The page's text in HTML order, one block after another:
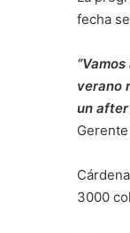
fecha
verano
un
3000